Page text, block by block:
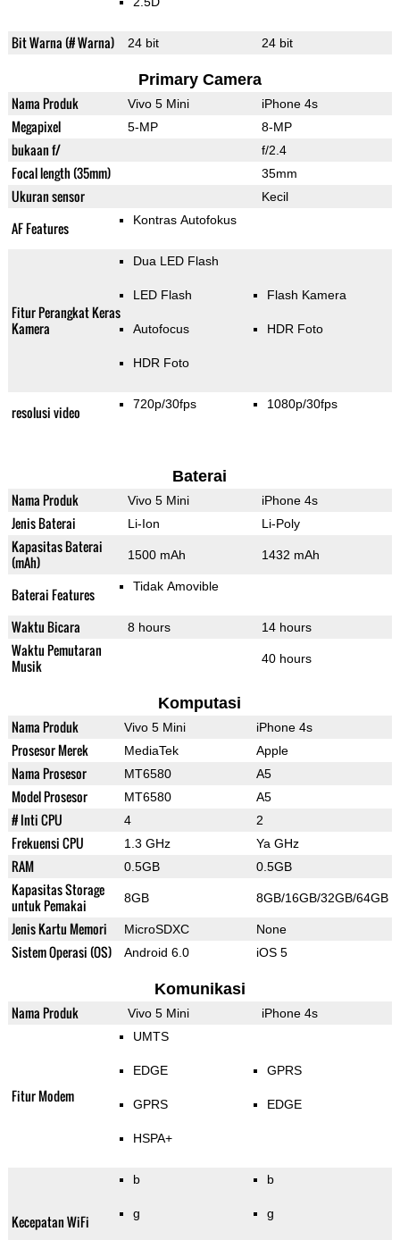
Bit Warna (# Warna) 24 bit 24 bit
Primary Camera
Nama Produk Vivo 5 Mini iPhone 4s
Megapixel 5-MP 8-MP
bukaan f/ f/2.4
Focal length (35mm) 35mm
Ukuran sensor Kecil
AF Features Kontras Autofokus
Fitur Perangkat Keras
Kamera
Dua LED Flash
LED Flash
Autofocus
HDR Foto
Flash Kamera
HDR Foto
resolusi video 720p/30fps 1080p/30fps
Baterai
Nama Produk Vivo 5 Mini iPhone 4s
Jenis Baterai Li-Ion Li-Poly
Kapasitas Baterai
(mAh)
1500 mAh 1432 mAh
Baterai Features Tidak Amovible
Waktu Bicara 8 hours 14 hours
Waktu Pemutaran
Musik
40 hours
Komputasi
Nama Produk Vivo 5 Mini iPhone 4s
Prosesor Merek MediaTek Apple
Nama Prosesor MT6580 A5
Model Prosesor MT6580 A5
# Inti CPU 4 2
Frekuensi CPU 1.3 GHz Ya GHz
RAM 0.5GB 0.5GB
Kapasitas Storage
untuk Pemakai
8GB 8GB/16GB/32GB/64GB
Jenis Kartu Memori MicroSDXC None
Sistem Operasi (OS) Android 6.0 iOS 5
Komunikasi
Nama Produk Vivo 5 Mini iPhone 4s
Fitur Modem
UMTS
EDGE
GPRS
HSPA+
GPRS
EDGE
Kecepatan WiFi
b
g
b
g